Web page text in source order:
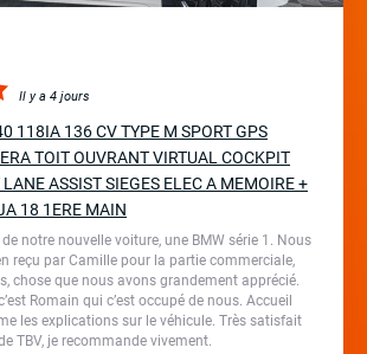
Il y a 4 jours
118IA 136 CV TYPE M SPORT GPS
TOIT OUVRANT VIRTUAL COCKPIT
ASSIST SIEGES ELEC A MEMOIRE +
18 1ERE MAIN
notre nouvelle voiture, une BMW série 1. Nous
reçu par Camille pour la partie commerciale,
chose que nous avons grandement apprécié.
Romain qui c’est occupé de nous. Accueil
les explications sur le véhicule. Très satisfait
TBV, je recommande vivement.